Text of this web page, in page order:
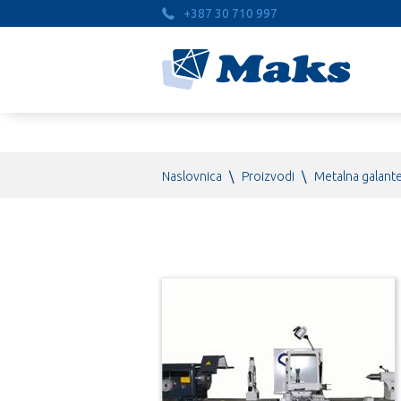
+387 30 710 997
Naslovnica \ Proizvodi \ Metalna